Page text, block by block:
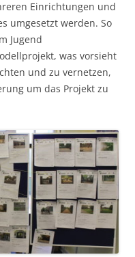
Einrichtungen und
umgesetzt werden. So
Jugend
was vorsieht
und zu vernetzen,
um das Projekt zu